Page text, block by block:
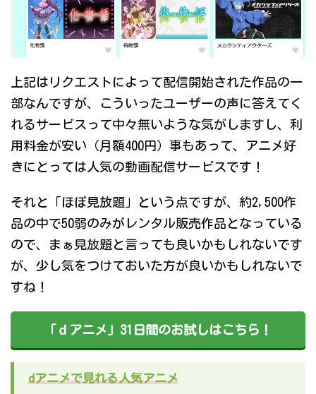
上記はリクエストによって配信開始された作品の一
部なんですが、こういったユーザーの声に答えてく
れるサービスって中々無いような気がしますし、利
用料金が安い（月額400円）事もあって、アニメ好
きにとっては人気の動画配信サービスです！
それと「ほぼ見放題」という点ですが、約2,500作
品の中で50弱のみがレンタル販売作品となっている
ので、まぁ見放題と言っても良いかもしれないです
が、少し気をつけておいた方が良いかもしれないで
すね！
「ｄアニメ」31日間のお試しはこちら！
dアニメで見れる人気アニメ